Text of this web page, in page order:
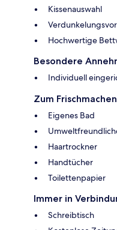
Kissenauswahl
Hochwertige
Besondere
Individuell
Zum Frischmachen
Eigenes Bad
Haartrockner
Handtücher
Toilettenpapier
Immer in
Schreibtisch